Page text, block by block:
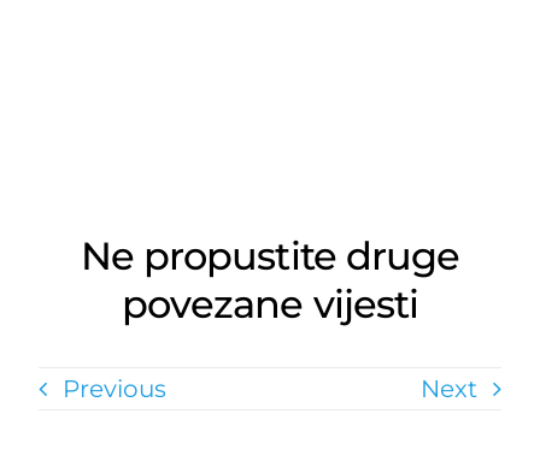
Ne propustite druge
povezane vijesti
Previous Next